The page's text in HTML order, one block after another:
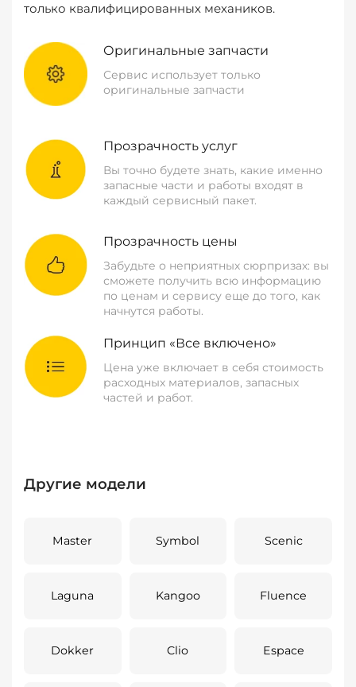
только квалифицированных механиков.
Оригинальные запчасти
Сервис использует только
оригинальные запчасти
Прозрачность услуг
Вы точно будете знать, какие именно
запасные части и работы входят в
каждый сервисный пакет.
Прозрачность цены
Забудьте о неприятных сюрпризах: вы
сможете получить всю информацию
по ценам и сервису еще до того, как
начнутся работы.
Принцип «Все включено»
Цена уже включает в себя стоимость
расходных материалов, запасных
частей и работ.
Другие модели
Master Symbol Scenic
Laguna Kangoo Fluence
Dokker Clio Espace